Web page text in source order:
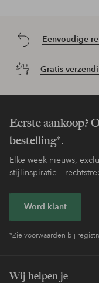
Eenvoudige
Gratis
Eerste aankoop?
bestelling*.
Elke week nieuws,
stijlinspiratie –
Word klant
*Zie voorwaarden bij
Wij helpen je